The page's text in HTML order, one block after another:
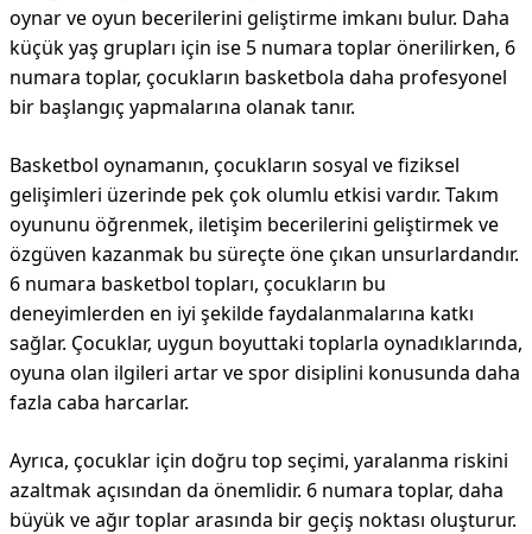
oynar ve oyun becerilerini geliştirme imkanı bulur. Daha
küçük yaş grupları için ise 5 numara toplar önerilirken, 6
numara toplar, çocukların basketbola daha profesyonel
bir başlangıç yapmalarına olanak tanır.
Basketbol oynamanın, çocukların sosyal ve fiziksel
gelişimleri üzerinde pek çok olumlu etkisi vardır. Takım
oyununu öğrenmek, iletişim becerilerini geliştirmek ve
özgüven kazanmak bu süreçte öne çıkan unsurlardandır.
6 numara basketbol topları, çocukların bu
deneyimlerden en iyi şekilde faydalanmalarına katkı
sağlar. Çocuklar, uygun boyuttaki toplarla oynadıklarında,
oyuna olan ilgileri artar ve spor disiplini konusunda daha
fazla caba harcarlar.
Ayrıca, çocuklar için doğru top seçimi, yaralanma riskini
azaltmak açısından da önemlidir. 6 numara toplar, daha
büyük ve ağır toplar arasında bir geçiş noktası oluşturur.